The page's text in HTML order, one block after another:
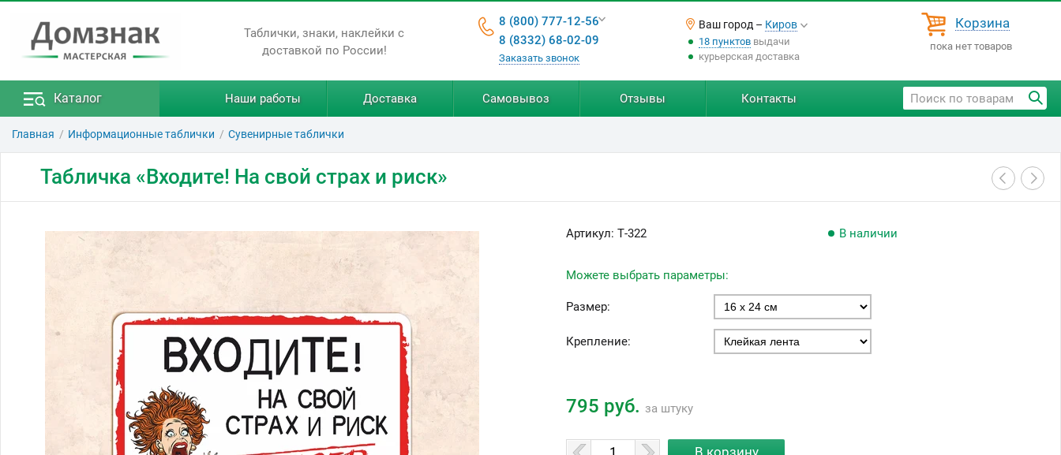
Таблички, знаки, наклейки с
доставкой по России!
8 (800) 777-12-56
8 (8332) 68-02-09
Заказать звонок
Ваш город – Киров
18 пунктоввыдачи
курьерская доставка
Корзина
пока нет товаров
Каталог Наши работы Доставка Самовывоз Отзывы Контакты
Главная Информационные таблички Сувенирные таблички
Табличка «Входите! На свой страх и риск»
Артикул: Т-322 В наличии
Можете выбрать параметры:
Размер:
Крепление:
795 руб. за штуку